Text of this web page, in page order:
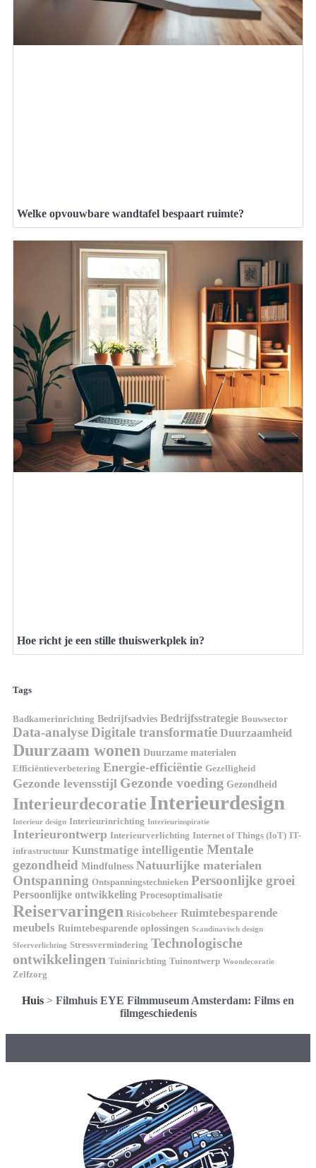
Welke opvouwbare wandtafel bespaart ruimte?
Hoe richt je een stille thuiswerkplek in?
Tags
Badkamerinrichting Bedrijfsadvies Bedrijfsstrategie Bouwsector
Data-analyseDigitale transformatie Duurzaamheid
Duurzaam wonen Duurzame materialen
Efficiëntieverbetering Energie-efficiëntie Gezelligheid
Gezonde levensstijl Gezonde voeding Gezondheid
Interieurdecoratie Interieurdesign
Interieur design Interieurinrichting Interieurinspiratie
Interieurontwerp Interieurverlichting Internet of Things (IoT) IT-
infrastructuur Kunstmatige intelligentie Mentale
gezondheid Mindfulness Natuurlijke materialen
Ontspanning Ontspanningstechnieken Persoonlijke groei
Persoonlijke ontwikkeling Procesoptimalisatie
Reiservaringen Risicobeheer Ruimtebesparende
meubels Ruimtebesparende oplossingen Scandinavisch design
Sfeerverlichting Stressvermindering Technologische
ontwikkelingen Tuininrichting Tuinontwerp Woondecoratie
Zelfzorg
Huis > Filmhuis EYE Filmmuseum Amsterdam: Films en
filmgeschiedenis